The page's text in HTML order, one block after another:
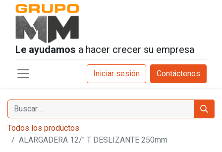
Le ayudamos a hacer crecer su empresa
Iniciar sesión Contáctenos
Todos los productos
ALARGADERA 12/" T DESLIZANTE 250mm